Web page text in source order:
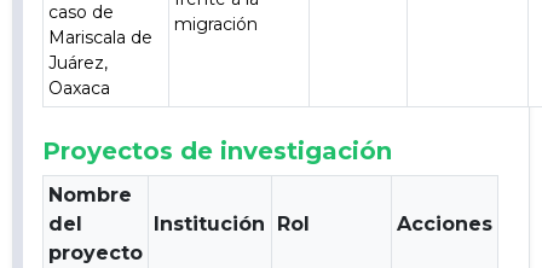
caso de
Mariscala de
Juárez,
Oaxaca
migración
Proyectos de investigación
Nombre
del
proyecto
Institución Rol Acciones